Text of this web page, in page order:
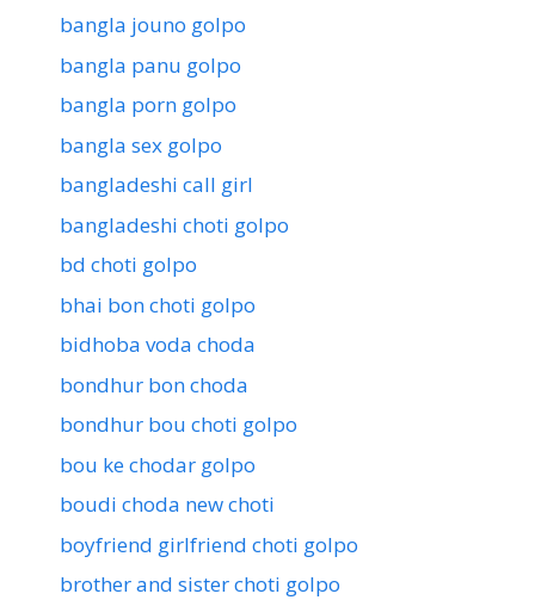
bangla jouno golpo
bangla panu golpo
bangla porn golpo
bangla sex golpo
bangladeshi call girl
bangladeshi choti golpo
bd choti golpo
bhai bon choti golpo
bidhoba voda choda
bondhur bon choda
bondhur bou choti golpo
bou ke chodar golpo
boudi choda new choti
boyfriend girlfriend choti golpo
brother and sister choti golpo